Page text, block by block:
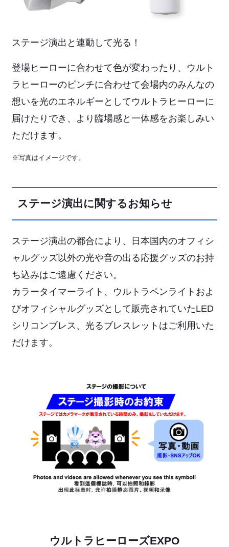
ステージ演出と連動して光る！
登場ヒーローに合わせて色が変わったり、ウルト
ラヒーローのピンチに合わせて会場内のみんなの
想いを光のエネルギーとしてウルトラヒーローに
届けたりでき、より臨場感と一体感をお楽しみい
ただけます。
※写真はイメージです。
ステージ演出に関するお知らせ
ステージ演出の都合により、日本国内のオフィシ
ャルグッズ以外の光や音の出る応援グッズのお持
ち込みはご遠慮ください。
カラータイマーライト、ウルトラペンライトおよ
びオフィシャルグッズとして販売されていたLED
シリコンブレス、光るブレスレットはご利用いた
だけます。
ウルトラヒーローズEXPO